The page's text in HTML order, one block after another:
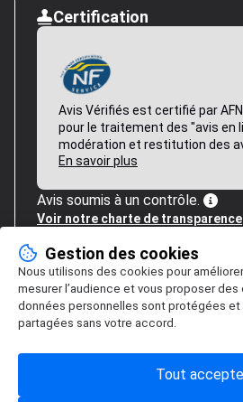
Certification
Avis Vérifiés est certifié par
pour le traitement des "avis en
modération et restitution des
En savoir plus
Avis soumis à un contrôle.
Voir notre charte de transparence
Gestion des cookies
Nous utilisons des cookies pour
mesurer l’audience et vous proposer
données personnelles sont protégées et
partagées sans votre accord.
Tout